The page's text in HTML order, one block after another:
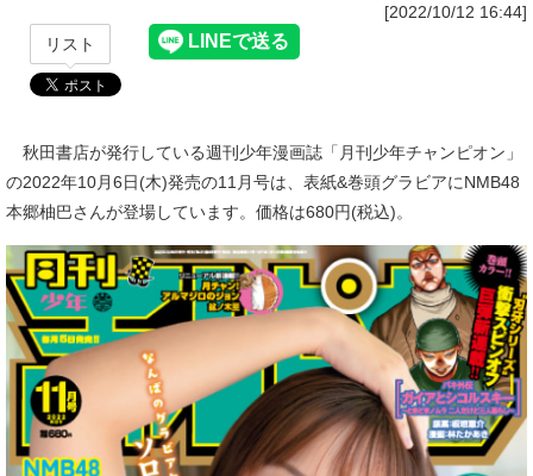
[2022/10/12 16:44]
リスト
秋田書店が発行している週刊少年漫画誌「月刊少年チャンピオン」
の2022年10月6日(木)発売の11月号は、表紙&巻頭グラビアにNMB48
本郷柚巴さんが登場しています。価格は680円(税込)。